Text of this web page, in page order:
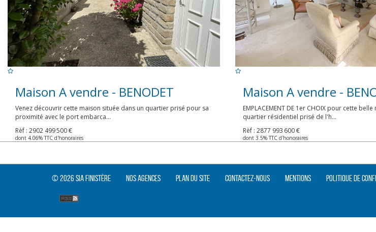
Maison A vendre - BENODET
Venez découvrir cette maison située dans un quartier prisé pour sa
proximité avec le port embarca...
Rèf : 2902 499 500 €
dont 4.06% TTC d'honoraires
Maison A vendre -
EMPLACEMENT DE 1er CHOIX pour cette
quartier résidentiel prisé de l'h...
Rèf : 2877 993 600 €
dont 3.5% TTC d'honoraires
© 2026 SIA Finistère Nos agences Plan du site Contactez-nous Mentions Politique de